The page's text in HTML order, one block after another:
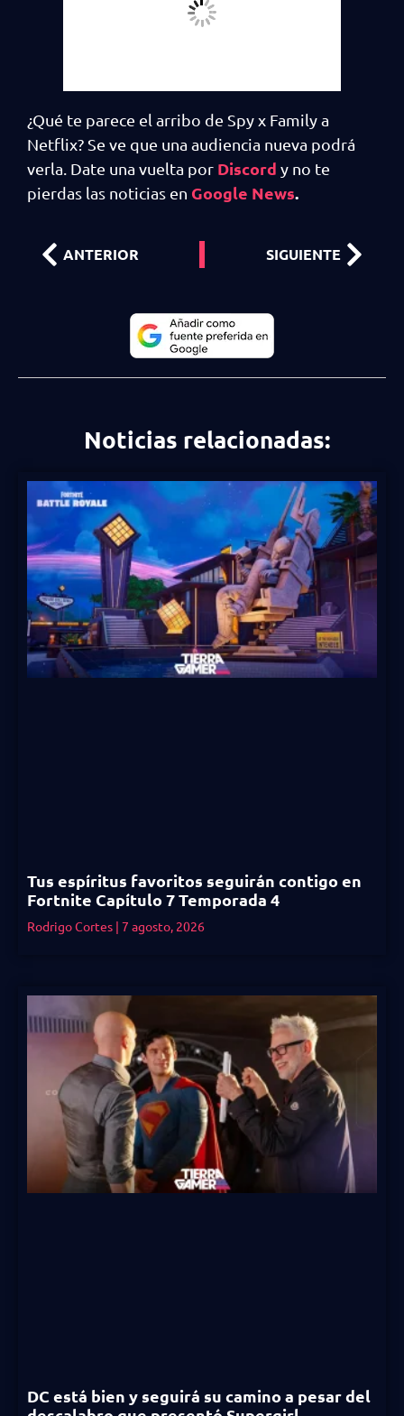
¿Qué te parece el arribo de Spy x Family a
Netflix? Se ve que una audiencia nueva podrá
verla. Date una vuelta por Discord y no te
pierdas las noticias en Google News.
ANTERIOR SIGUIENTE
Noticias relacionadas:
Tus espíritus favoritos seguirán contigo en
Fortnite Capítulo 7 Temporada 4
Rodrigo Cortes 7 agosto, 2026
DC está bien y seguirá su camino a pesar del